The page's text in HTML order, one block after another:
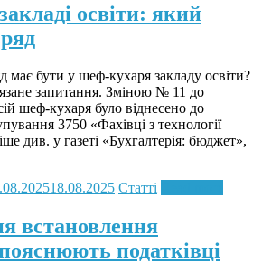
освіти: який
бути у шеф-кухаря закладу освіти?
запитання. Зміною № 11 до
шеф-кухаря було віднесено до
3750 «Фахівці з технології
див. у газеті «Бухгалтерія: бюджет»,
18.08.2025 Статті
встановлення
податківці